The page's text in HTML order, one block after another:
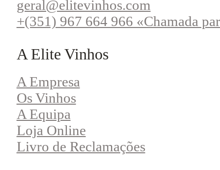
geral@elitevinhos.com
+(351) 967 664 966 «Chamada
A Elite Vinhos
A Empresa
Os Vinhos
A Equipa
Loja Online
Livro de Reclamações